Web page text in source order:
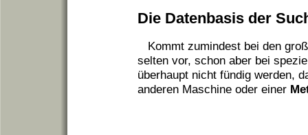
Die Datenbasis der
Kommt zumindest bei den
selten vor, schon aber bei
überhaupt nicht fündig werden,
anderen Maschine oder einer